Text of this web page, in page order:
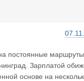
постоянные маршруты
Зарплатой
основе на